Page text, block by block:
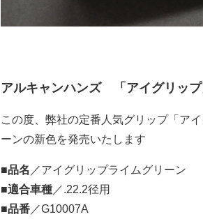
アルキャンハンズ 「アイグリップ
この度、弊社の定番人気グリップ「ア
ーンの新色を発売いたします
■品名 ／アイグリップライムグリーン
■適合車種 ／.22.2径用
■品番 ／G10007A